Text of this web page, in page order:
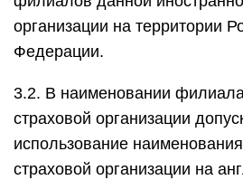
организации на территории
Федерации.
3.2. В наименовании
страховой организации
использование
страховой организации на